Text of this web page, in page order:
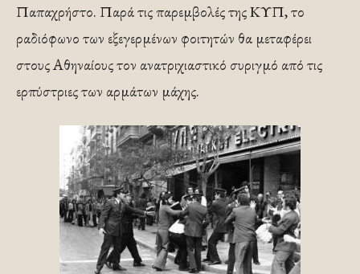
Παπαχρήστο. Παρά τις παρεμβολές της ΚΥΠ, το
ραδιόφωνο των εξεγερμένων φοιτητών θα μεταφέρει
στους Αθηναίους τον ανατριχιαστικό συριγμό από τις
ερπύστριες των αρμάτων μάχης.